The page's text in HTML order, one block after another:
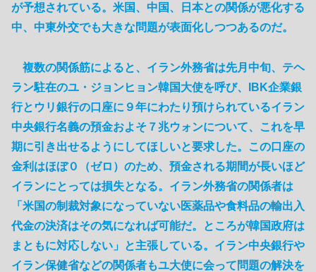
が予想されている。米国、中国、日本との関係が悪化する
中、中東外交でも大きな問題が表面化しつつあるのだ。
複数の関係筋によると、イラン外務省は先月中旬、テヘ
ラン駐在のユ・ジョンヒョン韓国大使を呼び、IBK企業銀
行とウリ銀行の口座に９年にわたり預けられているイラン
中央銀行名義の預金およそ７兆ウォンについて、これを早
期に引き出せるようにしてほしいと要求した。この口座の
金利はほぼ０（ゼロ）のため、預金される期間が長いほど
イランにとっては損失となる。イラン外務省の関係者は
「米国の制裁対象になっていない医薬品や食料品の輸出入
代金の決済はその気になれば可能だ。ところが韓国政府は
まともに対応しない」と主張している。イラン中央銀行や
イラン保健省などの関係者もユ大使に会って問題の解決を